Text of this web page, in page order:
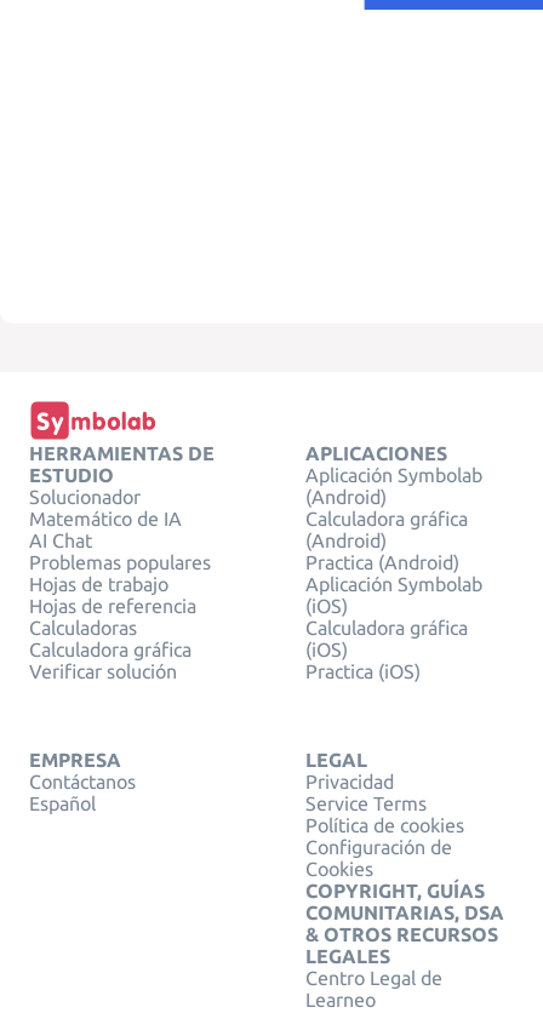
HERRAMIENTAS DE
ESTUDIO
Solucionador
Matemático de IA
AI Chat
Problemas populares
Hojas de trabajo
Hojas de referencia
Calculadoras
Calculadora gráfica
Verificar solución
APLICACIONES
Aplicación Symbolab
(Android)
Calculadora gráfica
(Android)
Practica (Android)
Aplicación Symbolab
(iOS)
Calculadora gráfica
(iOS)
Practica (iOS)
EMPRESA
Contáctanos
Español
LEGAL
Privacidad
Service Terms
Política de cookies
Configuración de
Cookies
COPYRIGHT, GUÍAS
COMUNITARIAS, DSA
& OTROS RECURSOS
LEGALES
Centro Legal de
Learneo